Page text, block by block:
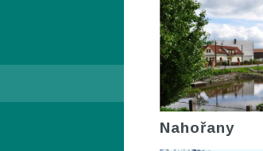
Nahořany